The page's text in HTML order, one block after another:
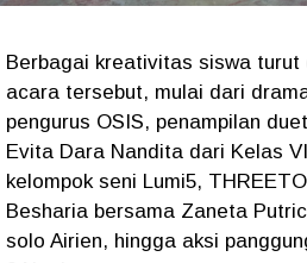
Berbagai kreativitas siswa turut
acara tersebut, mulai dari
pengurus OSIS, penampilan
Evita Dara Nandita dari Kelas
kelompok seni Lumi5,
Besharia bersama Zaneta
solo Airien, hingga aksi